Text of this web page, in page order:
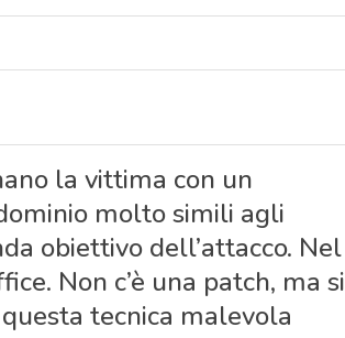
la vittima con un
molto simili agli
obiettivo dell’attacco. Nel
Non c’è una patch, ma si
tecnica malevola